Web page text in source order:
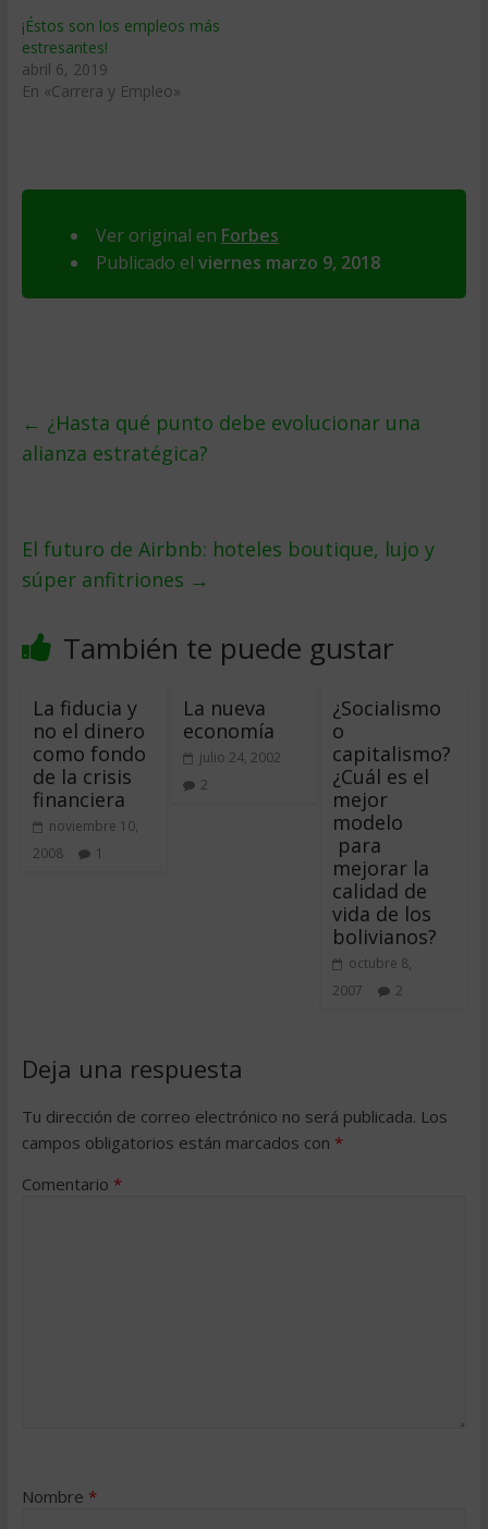
¡Éstos son los empleos más
estresantes!
abril 6, 2019
En «Carrera y Empleo»
Ver original en Forbes
Publicado el viernes marzo 9, 2018
← ¿Hasta qué punto debe evolucionar una
alianza estratégica?
El futuro de Airbnb: hoteles boutique, lujo y
súper anfitriones →
También te puede gustar
La fiducia y
no el dinero
como fondo
de la crisis
financiera
noviembre 10,
2008
1
La nueva
economía
julio 24, 2002
2
¿Socialismo
o
capitalismo?
¿Cuál es el
mejor
modelo
para
mejorar la
calidad de
vida de los
bolivianos?
octubre 8,
2007
2
Deja una respuesta
Tu dirección de correo electrónico no será publicada. Los
campos obligatorios están marcados con *
Comentario *
Nombre *